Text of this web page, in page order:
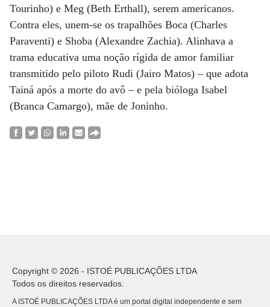
Tourinho) e Meg (Beth Erthall), serem americanos.
Contra eles, unem-se os trapalhões Boca (Charles
Paraventi) e Shoba (Alexandre Zachia). Alinhava a
trama educativa uma noção rígida de amor familiar
transmitido pelo piloto Rudi (Jairo Matos) – que adota
Tainá após a morte do avô – e pela bióloga Isabel
(Branca Camargo), mãe de Joninho.
Copyright © 2026 - ISTOÉ PUBLICAÇÕES LTDA
Todos os direitos reservados.
A ISTOÉ PUBLICAÇÕES LTDA é um portal digital independente e sem